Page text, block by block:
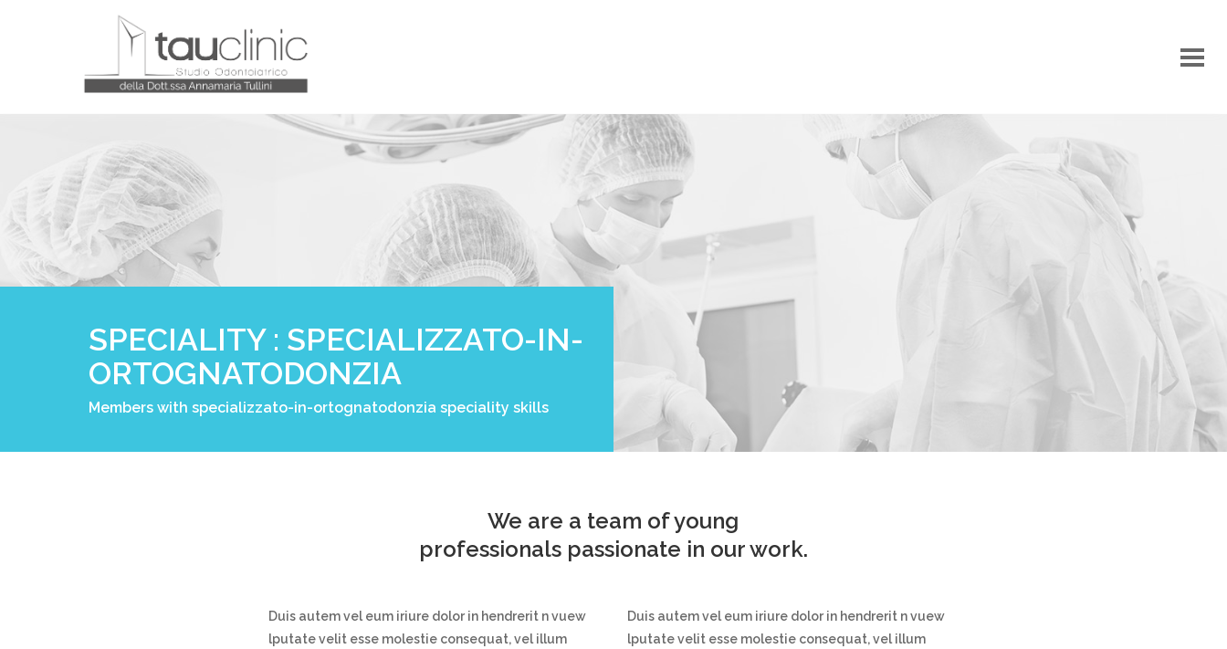
SPECIALITY : SPECIALIZZATO-IN-
ORTOGNATODONZIA
Members with specializzato-in-ortognatodonzia speciality skills
We are a team of young
professionals passionate in our work.
Duis autem vel eum iriure dolor in hendrerit n vuew
lputate velit esse molestie consequat, vel illum
Duis autem vel eum iriure dolor in hendrerit n vuew
lputate velit esse molestie consequat, vel illum